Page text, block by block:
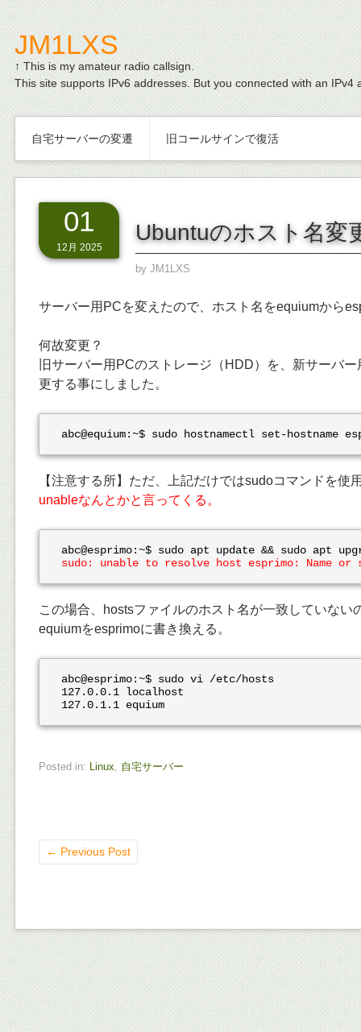
JM1LXS
↑ This is my amateur radio callsign.
This site supports IPv6 addresses. But you connected with an
自宅サーバーの変遷 旧コールサインで復活
01
12月 2025
Ubuntuのホスト名変
by JM1LXS
サーバー用PCを変えたので、ホスト名をequiumから
何故変更？
旧サーバー用PCのストレージ（HDD）を、新サーバ
更する事にしました。
abc@equium:~$ sudo hostnamectl set-hostname
【注意する所】ただ、上記だけではsudoコマンドを使
unableなんとかと言ってくる。
sudo: unable to resolve host esprimo: Name or
この場合、hostsファイルのホスト名が一致していない
equiumをesprimoに書き換える。
abc@esprimo:~$ sudo vi /etc/hosts
127.0.0.1 localhost
127.0.1.1 equium
Posted in: Linux, 自宅サーバー
← Previous Post